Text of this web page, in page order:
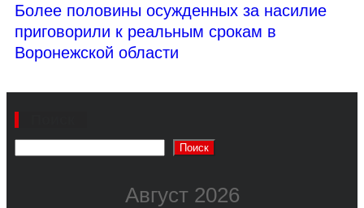
Более половины осужденных за насилие
приговорили к реальным срокам в
Воронежской области
Поиск
Август 2026